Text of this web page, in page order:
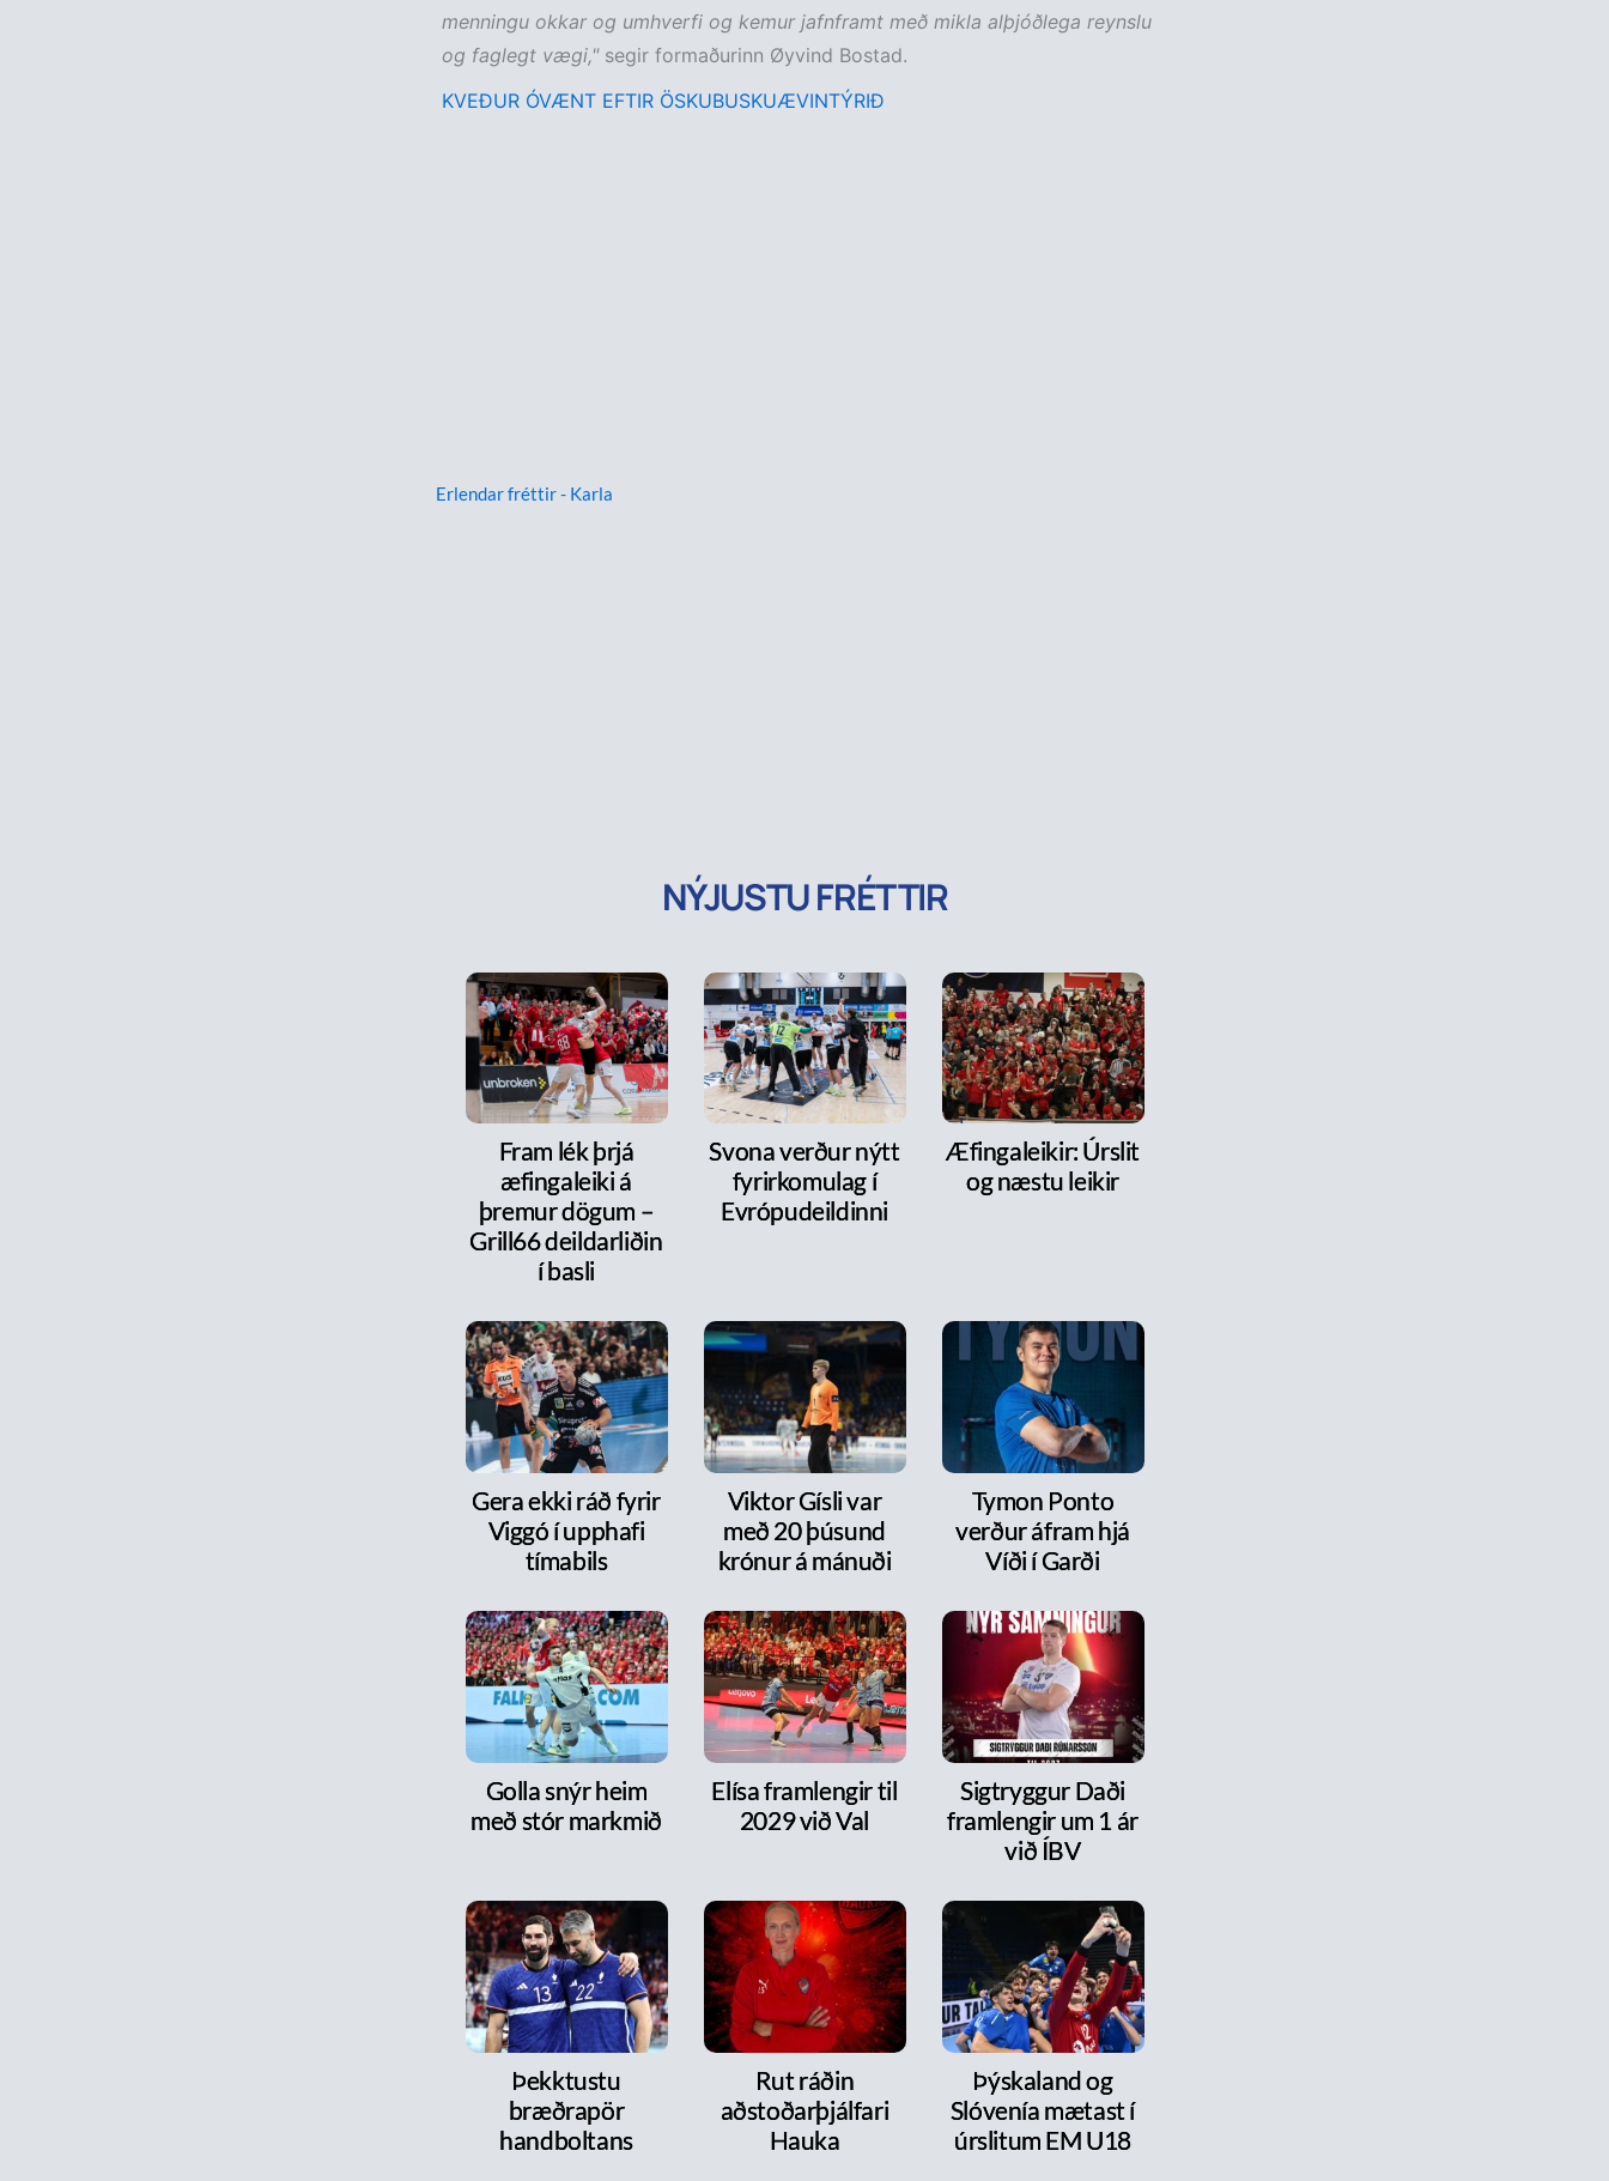
menningu okkar og umhverfi og kemur jafnframt með mikla alþjóðlega reynslu
og faglegt vægi," segir formaðurinn Øyvind Bostad.
KVEÐUR ÓVÆNT EFTIR ÖSKUBUSKUÆVINTÝRIÐ
Erlendar fréttir - Karla
NÝJUSTU FRÉTTIR
Fram lék þrjá
æfingaleiki á
þremur dögum –
Grill66 deildarliðin
í basli
Svona verður nýtt
fyrirkomulag í
Evrópudeildinni
Æfingaleikir: Úrslit
og næstu leikir
Gera ekki ráð fyrir
Viggó í upphafi
tímabils
Viktor Gísli var
með 20 þúsund
krónur á mánuði
Tymon Ponto
verður áfram hjá
Víði í Garði
Golla snýr heim
með stór markmið
Elísa framlengir til
2029 við Val
Sigtryggur Daði
framlengir um 1 ár
við ÍBV
Þekktustu
bræðrapör
handboltans
Rut ráðin
aðstoðarþjálfari
Hauka
Þýskaland og
Slóvenía mætast í
úrslitum EM U18